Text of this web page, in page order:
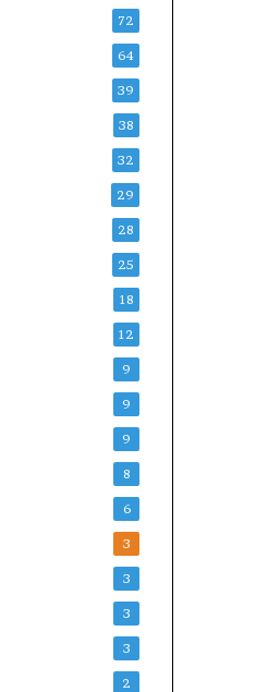
72
64
39
38
32
29
28
25
18
12
9
9
9
8
6
3
3
3
3
2